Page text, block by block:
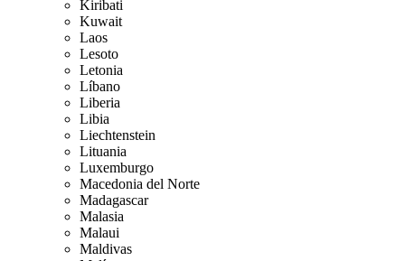
Kiribati
Kuwait
Laos
Lesoto
Letonia
Líbano
Liberia
Libia
Liechtenstein
Lituania
Luxemburgo
Macedonia del Norte
Madagascar
Malasia
Malaui
Maldivas